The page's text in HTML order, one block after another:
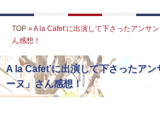
TOP » A la Cafet’に出演して下さったアンサ
ん感想！
A la Cafet’に出演して下さったア
ーヌ」さん感想！